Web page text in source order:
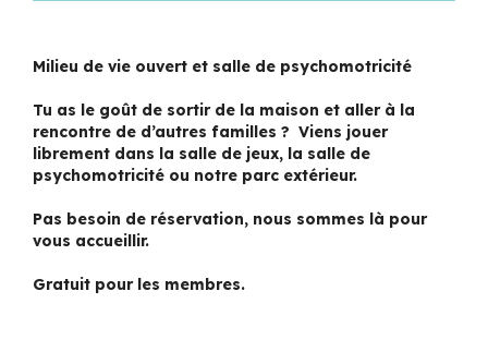
Milieu de vie ouvert et salle de psychomotricité
Tu as le goût de sortir de la maison et aller à la
rencontre de d’autres familles ? Viens jouer
librement dans la salle de jeux, la salle de
psychomotricité ou notre parc extérieur.
Pas besoin de réservation, nous sommes là pour
vous accueillir.
Gratuit pour les membres.